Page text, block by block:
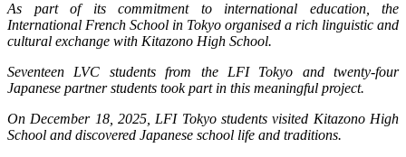
As part of its commitment to international education, the
International French School in Tokyo organised a rich linguistic and
cultural exchange with Kitazono High School.
Seventeen LVC students from the LFI Tokyo and twenty-four
Japanese partner students took part in this meaningful project.
On December 18, 2025, LFI Tokyo students visited Kitazono High
School and discovered Japanese school life and traditions.